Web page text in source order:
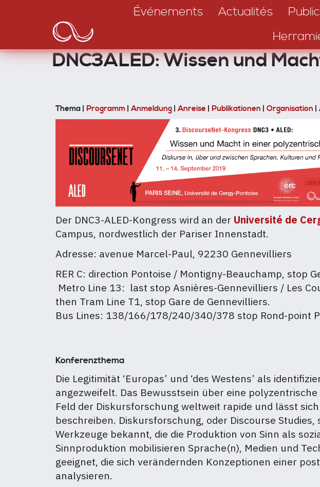
principal
navigation
Événements Actualités
DNC3ALED: Wissen und
Thema | Programm |Anmeldung |Anreise | Publikationen | Organisation |
Der DNC3-ALED-Kongress wird an der Université de
Campus, nordwestlich der Pariser Innenstadt.
Adresse: avenue Marcel-Paul, 92230 Gennevilliers
RER C: direction Pontoise / Montigny-Beauchamp, stop
Metro Line 13: last stop Asnières-Gennevilliers / Les
then Tram Line T1, stop Gare de Gennevilliers.
Bus Lines: 138/166/178/240/340/378 stop Rond-point
Konferenzthema
Die Legitimität ‘Europas’ und ‘des Westens’ als
angezweifelt. Das Bewusstsein über eine
Feld der Diskursforschung weltweit rapide und lässt sich
beschreiben. Diskursforschung, oder Discourse
Werkzeuge bekannt, die die Produktion von Sinn als
Sinnproduktion mobilisieren Sprache(n), Medien und
geeignet, die sich verändernden Konzeptionen einer
analysieren.